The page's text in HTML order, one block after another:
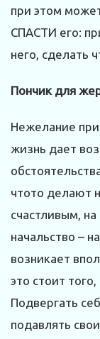
при этом
СПАСТИ его:
него, сделать
Пончик для
Нежелание
жизнь дает
чтото делают
счастливым,
начальство –
возникает
это стоит
Подвергать
подавлять